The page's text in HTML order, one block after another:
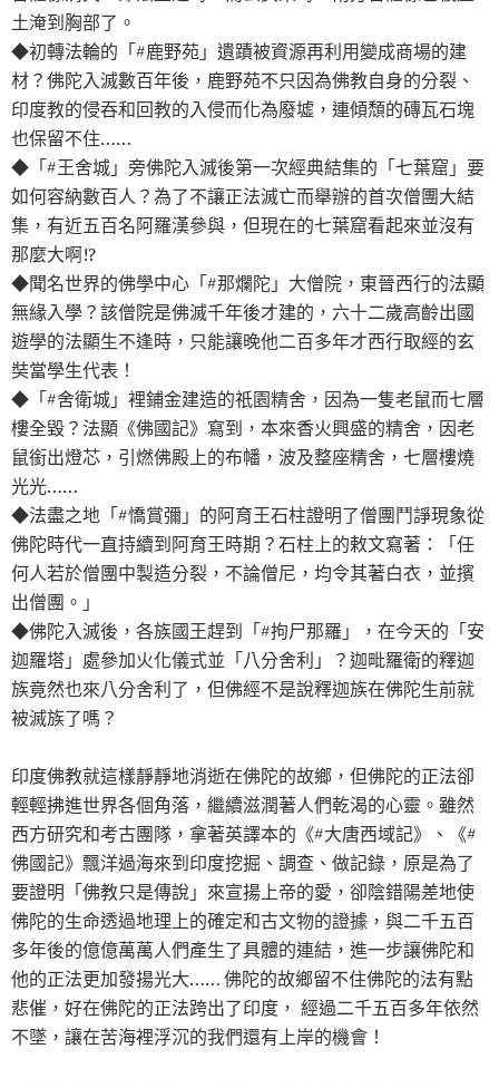
土淹到胸部了。
◆初轉法輪的「#鹿野苑」遺蹟被資源再利用變成商場的建
材？佛陀入滅數百年後，鹿野苑不只因為佛教自身的分裂、
印度教的侵吞和回教的入侵而化為廢墟，連傾頹的磚瓦石塊
也保留不住……
◆「#王舍城」旁佛陀入滅後第一次經典結集的「七葉窟」要
如何容納數百人？為了不讓正法滅亡而舉辦的首次僧團大結
集，有近五百名阿羅漢參與，但現在的七葉窟看起來並沒有
那麼大啊!?
◆聞名世界的佛學中心「#那爛陀」大僧院，東晉西行的法顯
無緣入學？該僧院是佛滅千年後才建的，六十二歲高齡出國
遊學的法顯生不逢時，只能讓晚他二百多年才西行取經的玄
奘當學生代表！
◆「#舍衛城」裡鋪金建造的祇園精舍，因為一隻老鼠而七層
樓全毀？法顯《佛國記》寫到，本來香火興盛的精舍，因老
鼠銜出燈芯，引燃佛殿上的布幡，波及整座精舍，七層樓燒
光光……
◆法盡之地「#憍賞彌」的阿育王石柱證明了僧團鬥諍現象從
佛陀時代一直持續到阿育王時期？石柱上的敕文寫著：「任
何人若於僧團中製造分裂，不論僧尼，均令其著白衣，並擯
出僧團。」
◆佛陀入滅後，各族國王趕到「#拘尸那羅」，在今天的「安
迦羅塔」處參加火化儀式並「八分舍利」？迦毗羅衛的釋迦
族竟然也來八分舍利了，但佛經不是說釋迦族在佛陀生前就
被滅族了嗎？
印度佛教就這樣靜靜地消逝在佛陀的故鄉，但佛陀的正法卻
輕輕拂進世界各個角落，繼續滋潤著人們乾渴的心靈。雖然
西方研究和考古團隊，拿著英譯本的《#大唐西域記》、《#
佛國記》飄洋過海來到印度挖掘、調查、做記錄，原是為了
要證明「佛教只是傳說」來宣揚上帝的愛，卻陰錯陽差地使
佛陀的生命透過地理上的確定和古文物的證據，與二千五百
多年後的億億萬萬人們產生了具體的連結，進一步讓佛陀和
他的正法更加發揚光大…… 佛陀的故鄉留不住佛陀的法有點
悲催，好在佛陀的正法跨出了印度， 經過二千五百多年依然
不墜，讓在苦海裡浮沉的我們還有上岸的機會！